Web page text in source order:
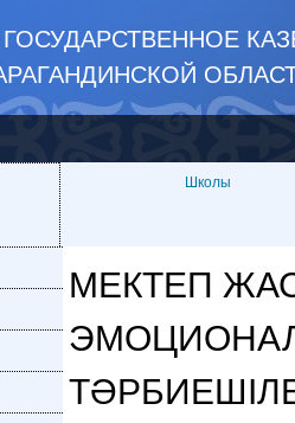
Школы
МЕКТЕП